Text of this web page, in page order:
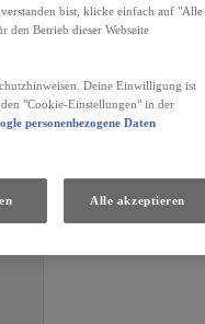
bist, klicke einfach auf "Alle
den Betrieb dieser Webseite
Deine Einwilligung ist
"Cookie-Einstellungen" in der
personenbezogene Daten
Alle akzeptieren